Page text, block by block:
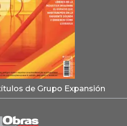
de Grupo Expansión